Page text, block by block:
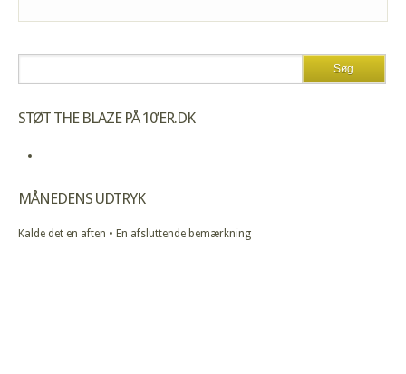
STØT THE BLAZE PÅ 10’ER.DK
MÅNEDENS UDTRYK
Kalde det en aften • En afsluttende bemærkning